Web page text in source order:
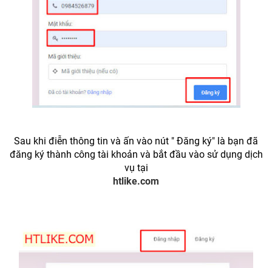
Sau khi điễn thông tin và ấn vào nút " Đăng ký" là bạn đã
đăng ký thành công tài khoản và bắt đầu vào sử dụng dịch
vụ tại
htlike.com